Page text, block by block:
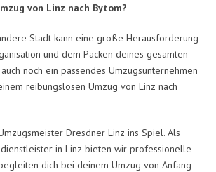
von Linz nach Bytom?
Stadt kann eine große Herausforderung
und dem Packen deines gesamten
noch ein passendes Umzugsunternehmen
reibungslosen Umzug von Linz nach
Dresdner Linz ins Spiel. Als
in Linz bieten wir professionelle
dich bei deinem Umzug von Anfang